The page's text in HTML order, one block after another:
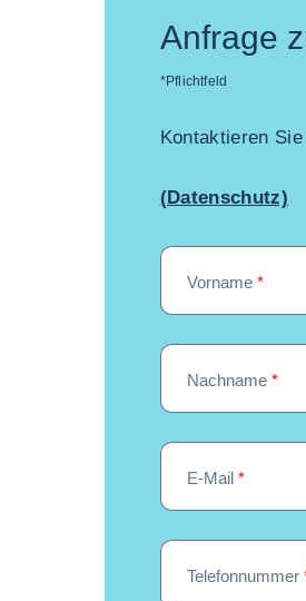
Anfrage
*Pflichtfeld
Kontaktieren
(Datenschutz)
Vorname *
Nachname *
E-Mail *
Telefonnummer